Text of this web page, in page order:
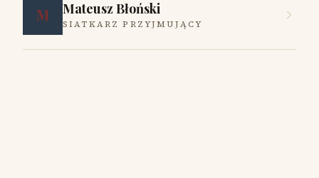
M Mateusz Błoński
SIATKARZ PRZYJMUJĄCY